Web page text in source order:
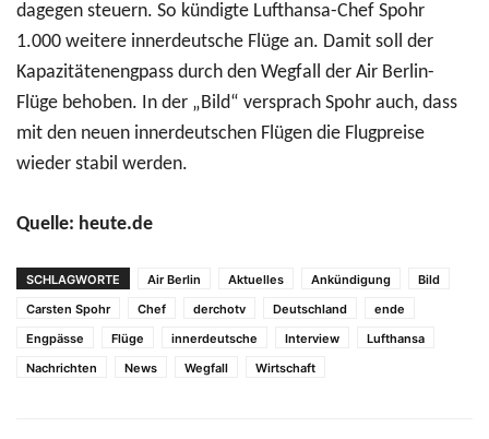
dagegen steuern. So kündigte Lufthansa-Chef Spohr
1.000 weitere innerdeutsche Flüge an. Damit soll der
Kapazitätenengpass durch den Wegfall der Air Berlin-
Flüge behoben. In der „Bild“ versprach Spohr auch, dass
mit den neuen innerdeutschen Flügen die Flugpreise
wieder stabil werden.
Quelle: heute.de
SCHLAGWORTE Air Berlin Aktuelles Ankündigung
Bild
Carsten Spohr
Chef derchotv Deutschland
ende
Engpässe
Flüge innerdeutsche Interview
Lufthansa
Nachrichten
News Wegfall Wirtschaft